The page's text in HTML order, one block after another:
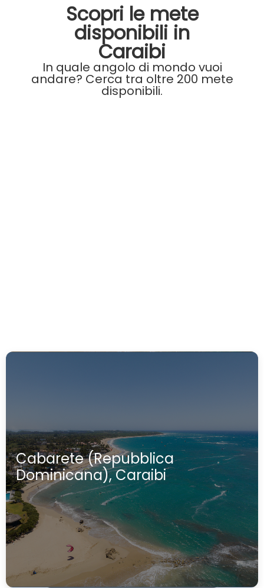
Scopri le mete
disponibili in
Caraibi
In quale angolo di mondo vuoi
andare? Cerca tra oltre 200 mete
disponibili.
Cabarete (Repubblica
Dominicana), Caraibi